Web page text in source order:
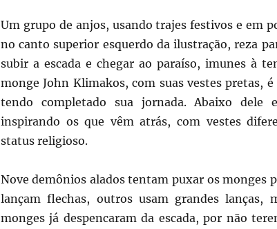
Um grupo de anjos, usando trajes festivos e em
no canto superior esquerdo da ilustração, reza
subir a escada e chegar ao paraíso, imunes à
monge John Klimakos, com suas vestes pretas,
tendo completado sua jornada. Abaixo dele
inspirando os que vêm atrás, com vestes
status religioso.
Nove demônios alados tentam puxar os monges
lançam flechas, outros usam grandes lanças,
monges já despencaram da escada, por não